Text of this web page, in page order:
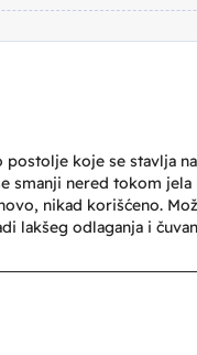
koje se stavlja
smanji nered tokom jela
nikad korišćeno.
lakšeg odlaganja i